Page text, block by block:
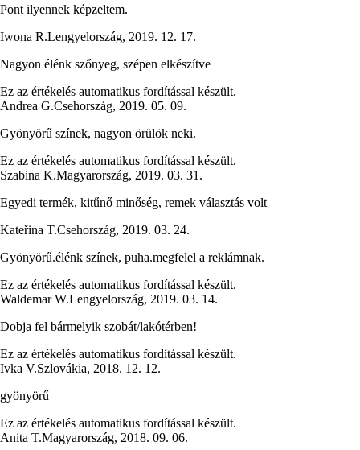
Pont ilyennek képzeltem.
Iwona R.Lengyelország, 2019. 12. 17.
Nagyon élénk szőnyeg, szépen elkészítve
Ez az értékelés automatikus fordítással készült.
Andrea G.Csehország, 2019. 05. 09.
Gyönyörű színek, nagyon örülök neki.
Ez az értékelés automatikus fordítással készült.
Szabina K.Magyarország, 2019. 03. 31.
Egyedi termék, kitűnő minőség, remek választás volt
Kateřina T.Csehország, 2019. 03. 24.
Gyönyörű.élénk színek, puha.megfelel a reklámnak.
Ez az értékelés automatikus fordítással készült.
Waldemar W.Lengyelország, 2019. 03. 14.
Dobja fel bármelyik szobát/lakótérben!
Ez az értékelés automatikus fordítással készült.
Ivka V.Szlovákia, 2018. 12. 12.
gyönyörű
Ez az értékelés automatikus fordítással készült.
Anita T.Magyarország, 2018. 09. 06.